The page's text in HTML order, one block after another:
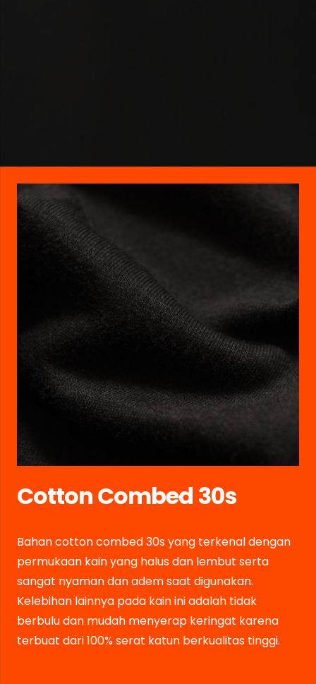
Cotton Combed 30s
Bahan cotton combed 30s yang terkenal dengan
permukaan kain yang halus dan lembut serta
sangat nyaman dan adem saat digunakan.
Kelebihan lainnya pada kain ini adalah tidak
berbulu dan mudah menyerap keringat karena
terbuat dari 100% serat katun berkualitas tinggi.